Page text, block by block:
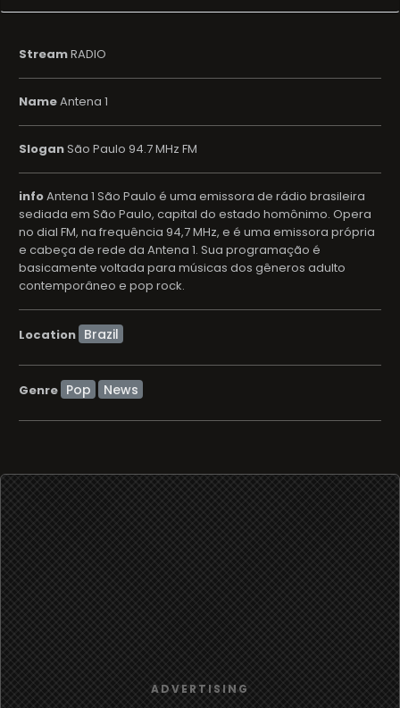
StreamRADIO
NameAntena 1
SloganSão Paulo 94.7 MHz FM
infoAntena 1 São Paulo é uma emissora de rádio brasileira
sediada em São Paulo, capital do estado homônimo. Opera
no dial FM, na frequência 94,7 MHz, e é uma emissora própria
e cabeça de rede da Antena 1. Sua programação é
basicamente voltada para músicas dos gêneros adulto
contemporâneo e pop rock.
Location
Genre Pop News